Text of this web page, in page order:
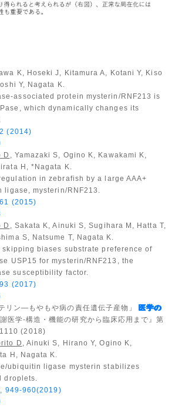
K, Hoseki J, Kitamura A, Kotani Y, Kiso
Y, Nagata K.
associated protein mysterin/RNF213 is
which dynamically changes its
(2014)
D , Yamazaki S, Ogino K, Kawakami K,
H, *Nagata K.
in zebrafish by a large AAA+
ligase, mysterin/RNF213.
(2015)
D , Sakata K, Ainuki S, Sugihara M, Hatta T,
S, Natsume T, Nagata K.
biases substrate preference of
USP15 for mysterin/RNF213, the
susceptibility factor.
(2017)
リン―もやもや病の責任遺伝子産物」
医学の
謝医学-構造・機能の研究から臨床応用まで』第
(2018)
D , Ainuki S, Hirano Y, Ogino K,
H, Nagata K.
ubiquitin ligase mysterin stabilizes
droplets.
949-960(2019)